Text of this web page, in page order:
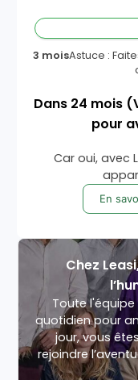
3 moisAstuce :
Dans 24 mois
pour
Car oui, avec
En
Chez
Toute
quotidien pour
jour, vous
rejoindre